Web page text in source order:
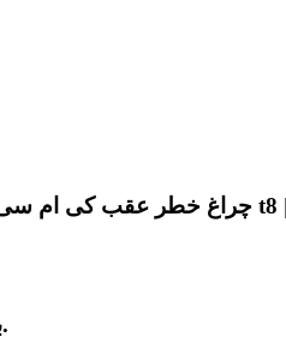
برای سفارش ، خرید و استعلام قیمت چراغ خطرعقب کی ام سی تی 8 با ضمانت و کیفیت عالی با شماره ما تماس بگیرید.